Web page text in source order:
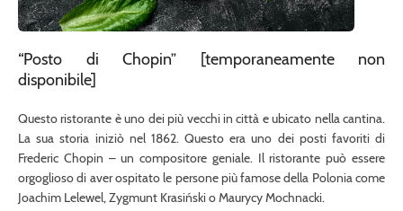
“Posto di Chopin” [temporaneamente non
disponibile]
Questo ristorante è uno dei più vecchi in città e ubicato nella cantina.
La sua storia iniziò nel 1862. Questo era uno dei posti favoriti di
Frederic Chopin – un compositore geniale. Il ristorante può essere
orgoglioso di aver ospitato le persone più famose della Polonia come
Joachim Lelewel, Zygmunt Krasiński o Maurycy Mochnacki.